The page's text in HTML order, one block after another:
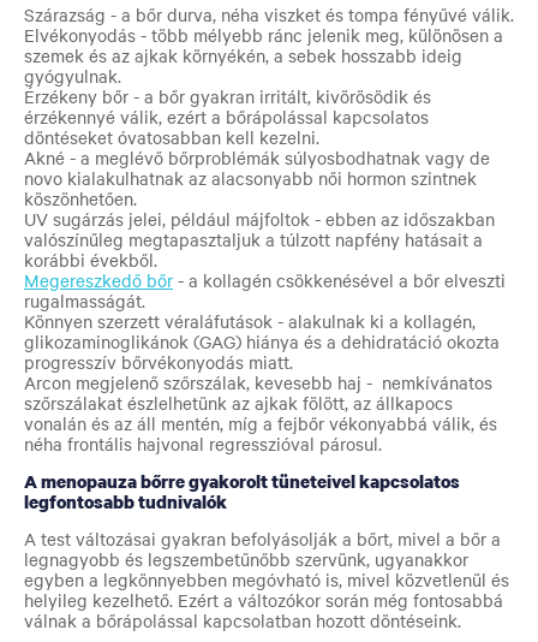
Szárazság - a bőr durva, néha viszket és tompa fényűvé válik.
Elvékonyodás - több mélyebb ránc jelenik meg, különösen a
szemek és az ajkak környékén, a sebek hosszabb ideig
gyógyulnak.
Érzékeny bőr - a bőr gyakran irritált, kivörösödik és
érzékennyé válik, ezért a bőrápolással kapcsolatos
döntéseket óvatosabban kell kezelni.
Akné - a meglévő bőrproblémák súlyosbodhatnak vagy de
novo kialakulhatnak az alacsonyabb női hormon szintnek
köszönhetően.
UV sugárzás jelei, például májfoltok - ebben az időszakban
valószínűleg megtapasztaljuk a túlzott napfény hatásait a
korábbi évekből.
Megereszkedő bőr - a kollagén csökkenésével a bőr elveszti
rugalmasságát.
Könnyen szerzett véraláfutások - alakulnak ki a kollagén,
glikozaminoglikánok (GAG) hiánya és a dehidratáció okozta
progresszív bőrvékonyodás miatt.
Arcon megjelenő szőrszálak, kevesebb haj - nemkívánatos
szőrszálakat észlelhetünk az ajkak fölött, az állkapocs
vonalán és az áll mentén, míg a fejbőr vékonyabbá válik, és
néha frontális hajvonal regresszióval párosul.
A menopauza bőrre gyakorolt tüneteivel kapcsolatos
legfontosabb tudnivalók
A test változásai gyakran befolyásolják a bőrt, mivel a bőr a
legnagyobb és legszembetűnőbb szervünk, ugyanakkor
egyben a legkönnyebben megóvható is, mivel közvetlenül és
helyileg kezelhető. Ezért a változókor során még fontosabbá
válnak a bőrápolással kapcsolatban hozott döntéseink.